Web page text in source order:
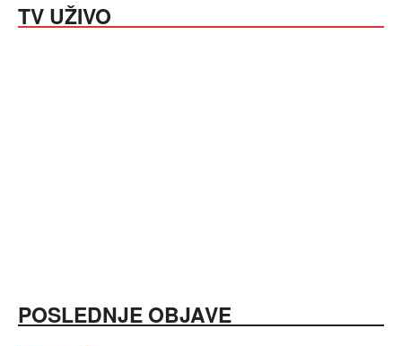
TV UŽIVO
POSLEDNJE OBJAVE